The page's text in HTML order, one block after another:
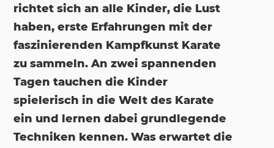
richtet sich an alle Kinder, die Lust
haben, erste Erfahrungen mit der
faszinierenden Kampfkunst Karate
zu sammeln. An zwei spannenden
Tagen tauchen die Kinder
spielerisch in die Welt des Karate
ein und lernen dabei grundlegende
Techniken kennen. Was erwartet die